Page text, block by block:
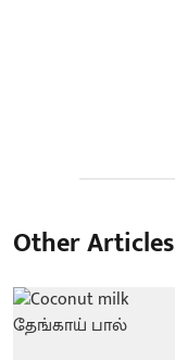
Other Articles